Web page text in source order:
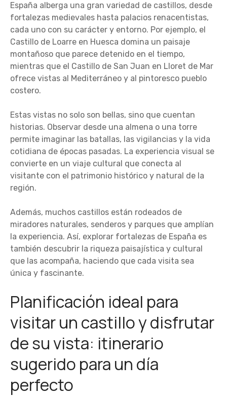
España alberga una gran variedad de castillos, desde
fortalezas medievales hasta palacios renacentistas,
cada uno con su carácter y entorno. Por ejemplo, el
Castillo de Loarre en Huesca domina un paisaje
montañoso que parece detenido en el tiempo,
mientras que el Castillo de San Juan en Lloret de Mar
ofrece vistas al Mediterráneo y al pintoresco pueblo
costero.
Estas vistas no solo son bellas, sino que cuentan
historias. Observar desde una almena o una torre
permite imaginar las batallas, las vigilancias y la vida
cotidiana de épocas pasadas. La experiencia visual se
convierte en un viaje cultural que conecta al
visitante con el patrimonio histórico y natural de la
región.
Además, muchos castillos están rodeados de
miradores naturales, senderos y parques que amplían
la experiencia. Así, explorar fortalezas de España es
también descubrir la riqueza paisajística y cultural
que las acompaña, haciendo que cada visita sea
única y fascinante.
Planificación ideal para
visitar un castillo y disfrutar
de su vista: itinerario
sugerido para un día
perfecto